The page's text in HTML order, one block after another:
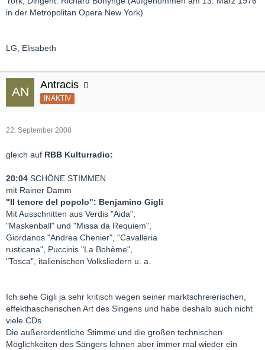
in der Metropolitan Opera New York)
LG, Elisabeth
Antracis
INAKTIV
22. September 2008
gleich auf RBB Kulturradio:
20:04 SCHÖNE STIMMEN
mit Rainer Damm
"Il tenore del popolo": Benjamino Gigli
Mit Ausschnitten aus Verdis "Aida",
"Maskenball" und "Missa da Requiem",
Giordanos "Andrea Chenier", "Cavalleria
rusticana", Puccinis "La Bohème",
"Tosca", italienischen Volksliedern u. a.
Ich sehe Gigli ja sehr kritisch wegen seiner marktschreierischen,
effekthascherischen Art des Singens und habe deshalb auch nicht
viele CDs.
Die außerordentliche Stimme und die großen technischen
Möglichkeiten des Sängers lohnen aber immer mal wieder ein